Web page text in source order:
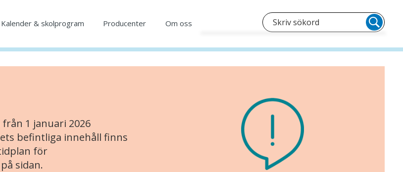
Kalender & skolprogram Producenter Om oss
1 januari 2026
befintliga innehåll finns
för
sidan.